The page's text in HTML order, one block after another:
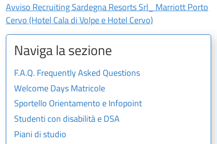
Avviso Recruiting Sardegna Resorts Srl_ Marriott Porto
Cervo (Hotel Cala di Volpe e Hotel Cervo)
Naviga la sezione
F.A.Q. Frequently Asked Questions
Welcome Days Matricole
Sportello Orientamento e Infopoint
Studenti con disabilità e DSA
Piani di studio